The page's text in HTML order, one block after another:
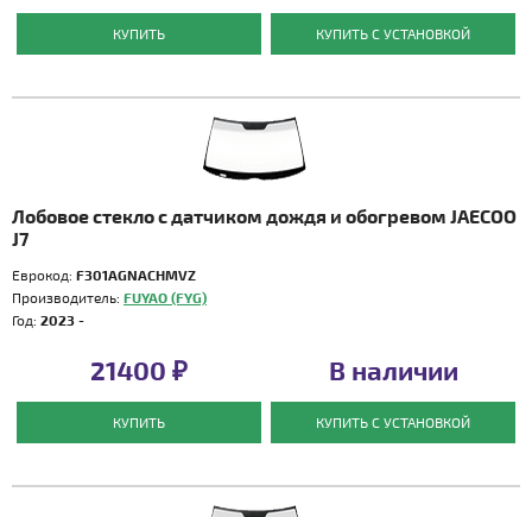
КУПИТЬ КУПИТЬ С УСТАНОВКОЙ
Лобовое стекло с датчиком дождя и обогревом JAECOO
J7
Еврокод: F301AGNACHMVZ
Производитель: FUYAO (FYG)
Год: 2023 -
21400 ₽
КУПИТЬ
В наличии
КУПИТЬ С УСТАНОВКОЙ